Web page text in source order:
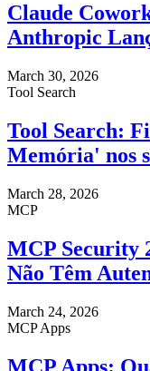
Claude
Anthropic
March 30, 2026
Tool Search
Tool Search:
Memória' nos
March 28, 2026
MCP
MCP Security
Não Têm
March 24, 2026
MCP Apps
MCP Apps: